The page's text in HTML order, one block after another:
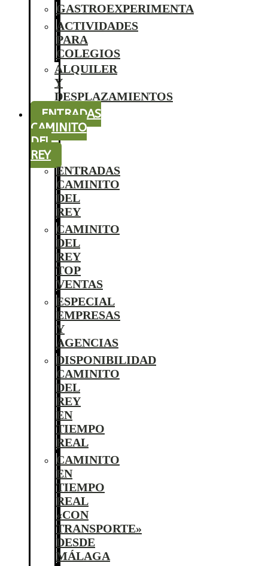
GASTROEXPERIMENTA
ACTIVIDADES
PARA
COLEGIOS
ALQUILER
Y
DESPLAZAMIENTOS
ENTRADAS
CAMINITO
DEL
REY
ENTRADAS
CAMINITO
DEL
REY
CAMINITO
DEL
REY
TOP
VENTAS
ESPECIAL
EMPRESAS
Y
AGENCIAS
DISPONIBILIDAD
CAMINITO
DEL
REY
EN
TIEMPO
REAL
CAMINITO
EN
TIEMPO
REAL
«CON
TRANSPORTE»
DESDE
MÁLAGA